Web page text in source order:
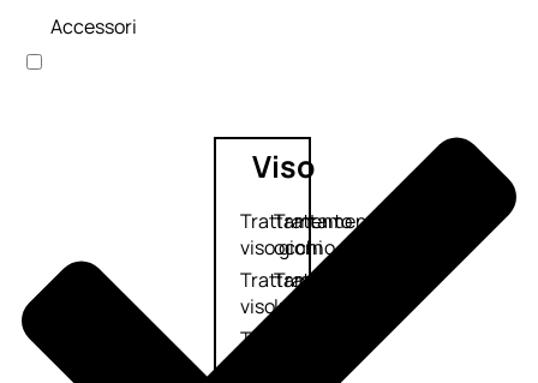
Viso
Trattamento
viso giorno
Trattamento
viso notte
Trattamento
Trattamento
occhi
Trattamento
labbra
Accessori